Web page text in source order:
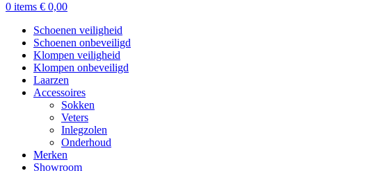
0 items € 0,00
Schoenen veiligheid
Schoenen onbeveiligd
Klompen veiligheid
Klompen onbeveiligd
Laarzen
Accessoires
Sokken
Veters
Inlegzolen
Onderhoud
Merken
Showroom